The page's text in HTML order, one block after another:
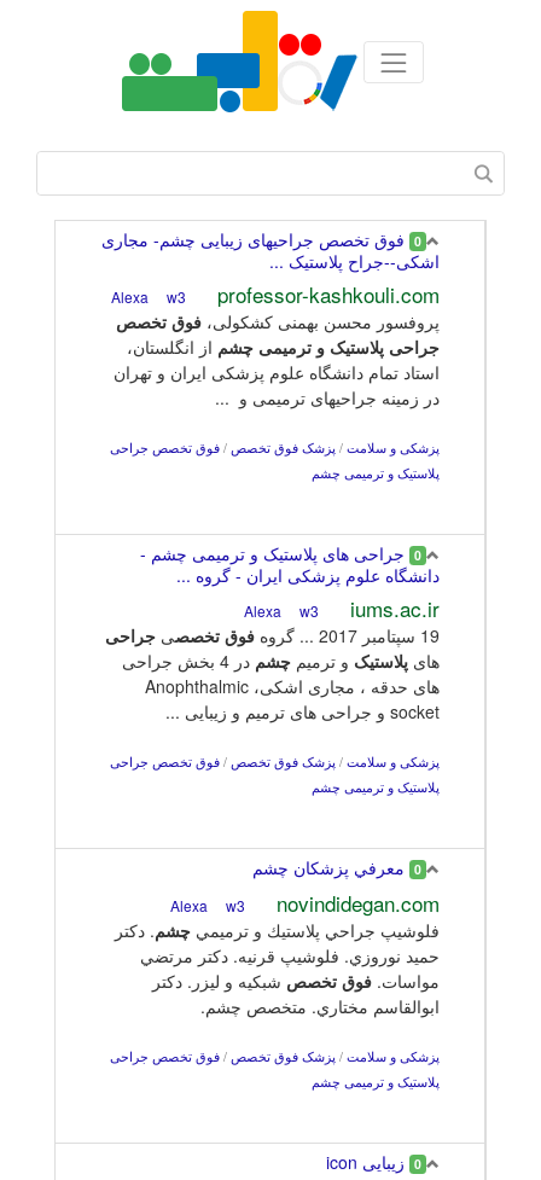
0 فوق تخصص جراحیهای زیبایی چشم- مجاری
اشکی--جراح پلاستیک ...
professor-kashkouli.com
w3
پروفسور محسن بهمنی کشکولی، فوق تخصص
جراحی پلاستیک و ترمیمی چشم از انگلستان،
استاد تمام دانشگاه علوم پزشکی ایران و تهران
در زمینه جراحیهای ترمیمی و ...
پزشکی و سلامت / پزشک فوق تخصص / فوق تخصص جراحی
پلاستیک و ترمیمی چشم
0 جراحی های پلاستیک و ترمیمی چشم -
دانشگاه علوم پزشکی ایران - گروه ...
iums.ac.ir
w3
19 سپتامبر 2017 ... گروه فوق تخصصی جراحی
های پلاستیک و ترمیم چشم
در 4 بخش جراحی
های حدقه ، مجاری اشکی، Anophthalmic
socket و جراحی های ترمیم و زیبایی ...
پزشکی و سلامت / پزشک فوق تخصص / فوق تخصص جراحی
پلاستیک و ترمیمی چشم
0 معرفي پزشكان چشم
novindidegan.com
w3
فلوشيپ جراحي پلاستيك و ترميمي چشم. دكتر
حميد نوروزي. فلوشيپ قرنيه. دكتر مرتضي
مواسات. فوق تخصص شبكيه و ليزر. دكتر
ابوالقاسم مختاري. متخصص چشم.
پزشکی و سلامت / پزشک فوق تخصص / فوق تخصص جراحی
پلاستیک و ترمیمی چشم
0 زیبایی icon